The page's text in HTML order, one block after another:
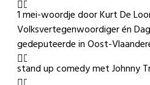
1 mei-woordje door Kurt De
Volksvertegenwoordiger én
gedeputeerde in Oost-
stand up comedy met Johnny